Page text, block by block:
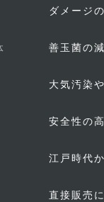
ダメージ
善玉菌の
大気汚染
安全性の
江戸時代
直接販売